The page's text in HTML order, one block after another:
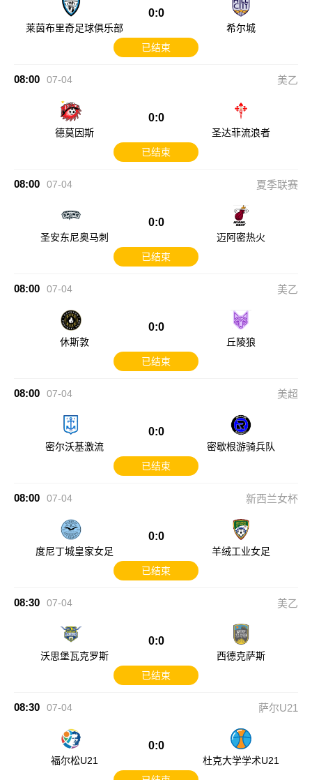
莱茵布里奇足球俱乐部
0:0
希尔城
已结束
08:00 07-04 美乙
德莫因斯
0:0
圣达菲流浪者
已结束
08:00 07-04 夏季联赛
圣安东尼奥马刺
0:0
迈阿密热火
已结束
08:00 07-04 美乙
休斯敦
0:0
丘陵狼
已结束
08:00 07-04 美超
密尔沃基激流
0:0
密歇根游骑兵队
已结束
08:00 07-04 新西兰女杯
度尼丁城皇家女足
0:0
羊绒工业女足
已结束
08:30 07-04 美乙
沃思堡瓦克罗斯
0:0
西德克萨斯
已结束
08:30 07-04 萨尔U21
福尔松U21
0:0
杜克大学学术U21